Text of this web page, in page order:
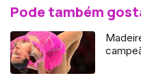
Pode também